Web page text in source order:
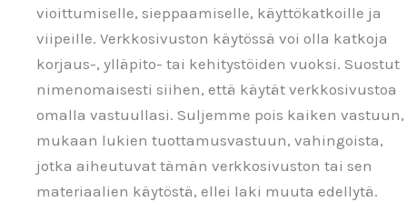
vioittumiselle, sieppaamiselle, käyttökatkoille ja
viipeille. Verkkosivuston käytössä voi olla katkoja
korjaus-, ylläpito- tai kehitystöiden vuoksi. Suostut
nimenomaisesti siihen, että käytät verkkosivustoa
omalla vastuullasi. Suljemme pois kaiken vastuun,
mukaan lukien tuottamusvastuun, vahingoista,
jotka aiheutuvat tämän verkkosivuston tai sen
materiaalien käytöstä, ellei laki muuta edellytä.